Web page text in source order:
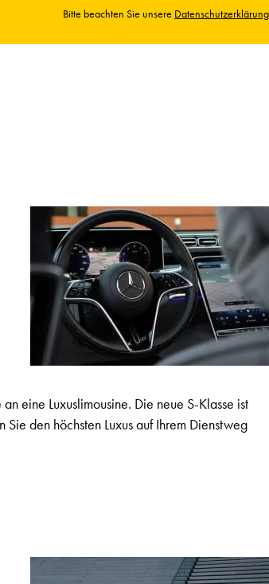
Bitte beachten Sie unsere Datenschutzerklärung
eine Luxuslimousine. Die neue S-Klasse ist
den höchsten Luxus auf Ihrem Dienstweg